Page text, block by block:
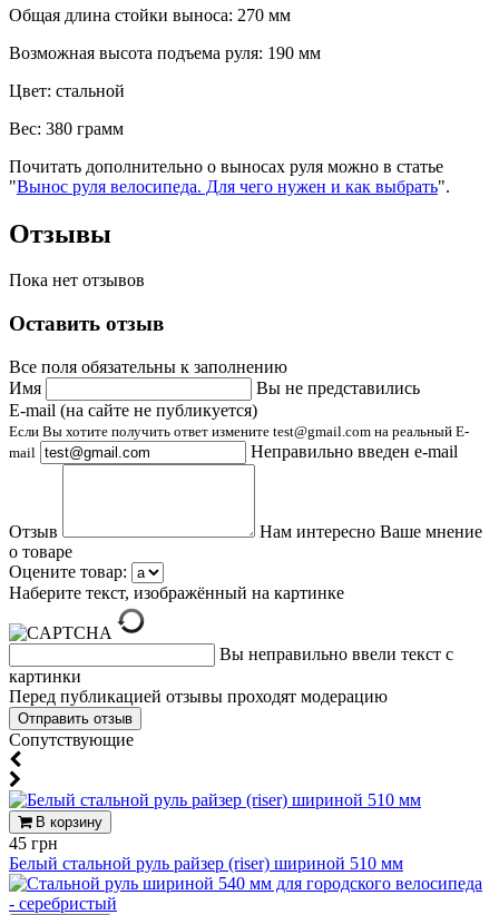
Общая длина стойки выноса: 270 мм
Возможная высота подъема руля: 190 мм
Цвет: стальной
Вес: 380 грамм
Почитать дополнительно о выносах руля можно в статье
"Вынос руля велосипеда. Для чего нужен и как выбрать".
Отзывы
Пока нет отзывов
Оставить отзыв
Все поля обязательны к заполнению
Имя
Вы не представились
E-mail (на сайте не публикуется)
Если Вы хотите получить ответ измените test@gmail.com на реальный E-
mail
Неправильно введен e-mail
Отзыв
Нам интересно Ваше мнение
о товаре
Оцените товар:
Наберите текст, изображённый на картинке
Вы неправильно ввели текст с
картинки
Перед публикацией отзывы проходят модерацию
Cопутствующие
В корзину
45 грн
Белый стальной руль райзер (riser) шириной 510 мм